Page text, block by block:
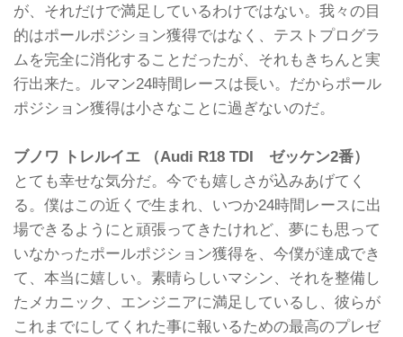
が、それだけで満足しているわけではない。我々の目
的はポールポジション獲得ではなく、テストプログラ
ムを完全に消化することだったが、それもきちんと実
行出来た。ルマン24時間レースは長い。だからポール
ポジション獲得は小さなことに過ぎないのだ。
ブノワ トレルイエ （Audi R18 TDI ゼッケン2番）
とても幸せな気分だ。今でも嬉しさが込みあげてく
る。僕はこの近くで生まれ、いつか24時間レースに出
場できるようにと頑張ってきたけれど、夢にも思って
いなかったポールポジション獲得を、今僕が達成でき
て、本当に嬉しい。素晴らしいマシン、それを整備し
たメカニック、エンジニアに満足しているし、彼らが
これまでにしてくれた事に報いるための最高のプレゼ